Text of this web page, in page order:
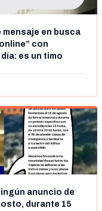
en busca
con
es un timo
anuncio de
durante 15